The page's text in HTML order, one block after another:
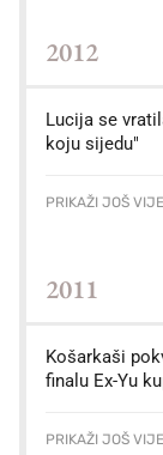
2012
Lucija se
koju sijedu"
PRIKAŽI JOŠ
2011
Košarkaši
finalu Ex-Yu
PRIKAŽI JOŠ